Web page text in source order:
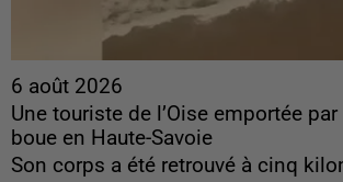
6 août 2026
Une touriste de l’Oise emportée
boue en Haute-Savoie
Son corps a été retrouvé à cinq